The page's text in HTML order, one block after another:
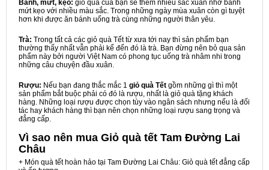
Bánh, mứt, kẹo: giỏ quà của bạn sẽ thêm nhiều sắc xuân nhờ bánh
mứt kẹo với nhiều màu sắc. Trong những ngày mùa xuân còn gì tuyệt
hơn khi được ăn bánh uống trà cùng những người thân yêu.
Trà: Trong tất cả các giỏ quà Tết từ xưa tới nay thì sản phẩm bạn
thường thấy nhất vẫn phải kể đến đó là trà. Bạn đừng nên bỏ qua sản
phẩm này bởi người Việt Nam có phong tục uống trà nhâm nhi trong
những câu chuyện đầu xuân.
Rượu: Nếu bạn đang thắc mắc 1 giỏ quà Tết gồm những gì thì một
sản phẩm bắt buộc phải có đó là rượu, nhất là giỏ quà tặng khách
hàng. Những loại rượu được chọn tùy vào ngân sách nhưng nếu là đối
tác hay khách hàng thì bạn nên chọn những loại rượu sang trọng và
đẳng cấp.
Vì sao nên mua Giỏ quà tết Tam Đường Lai
Châu
+ Món quà tết hoàn hảo tại Tam Đường Lai Châu: Giỏ quà tết đẳng cấp